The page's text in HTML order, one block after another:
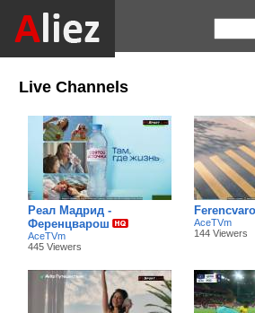
Live Channels
Реал Мадрид -
Ференцварош
AceTVm
445 Viewers
AceTVm
144 Viewers